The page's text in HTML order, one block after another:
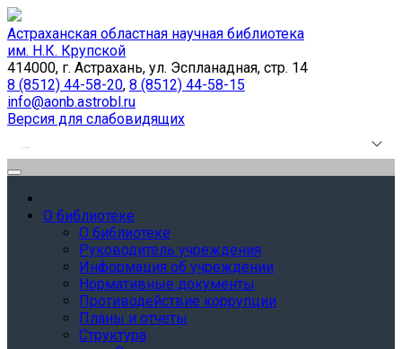
Астраханская областная научная библиотека
им. Н.К. Крупской
414000, г. Астрахань, ул. Эспланадная, стр. 14
8 (8512) 44-58-20, 8 (8512) 44-58-15
info@aonb.astrobl.ru
Версия для слабовидящих
...
О библиотеке
О библиотеке
Руководитель учреждения
Информация об учреждении
Нормативные документы
Противодействие коррупции
Планы и отчеты
Структура